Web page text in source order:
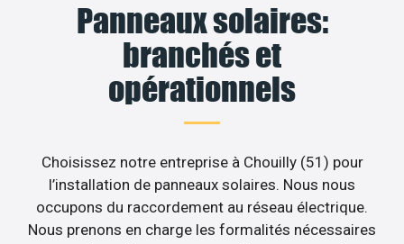
Panneaux solaires:
branchés et
opérationnels
Choisissez notre entreprise à Chouilly (51) pour
l’installation de panneaux solaires. Nous nous
occupons du raccordement au réseau électrique.
Nous prenons en charge les formalités nécessaires